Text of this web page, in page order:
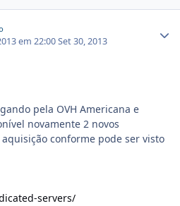
em 22:00Set 30, 2013
pela OVH Americana e
novamente 2 novos
conforme pode ser visto
servers/